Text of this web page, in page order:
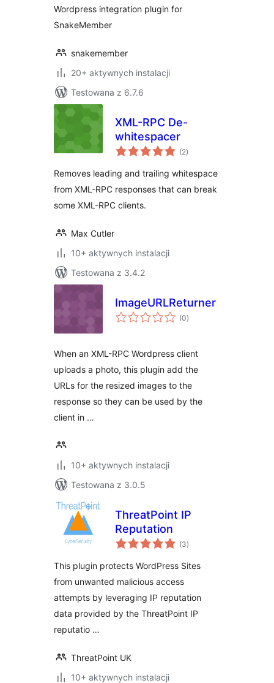
Wordpress integration plugin for
SnakeMember
snakemember
20+ aktywnych instalacji
Testowana z 6.7.6
XML-RPC De-
whitespacer
(2wszystkich
ocen
)
Removes leading and trailing whitespace
from XML-RPC responses that can break
some XML-RPC clients.
Max Cutler
10+ aktywnych instalacji
Testowana z 3.4.2
ImageURLReturner
(0wszystkich
ocen
)
When an XML-RPC Wordpress client
uploads a photo, this plugin add the
URLs for the resized images to the
response so they can be used by the
client in …
10+ aktywnych instalacji
Testowana z 3.0.5
ThreatPoint IP
Reputation
(3wszystkich
ocen
)
This plugin protects WordPress Sites
from unwanted malicious access
attempts by leveraging IP reputation
data provided by the ThreatPoint IP
reputatio …
ThreatPoint UK
10+ aktywnych instalacji